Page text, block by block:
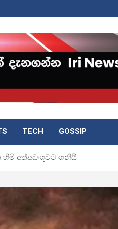
TECH GOSSIP
හිමි අත්අඩංගුවට ගනියි